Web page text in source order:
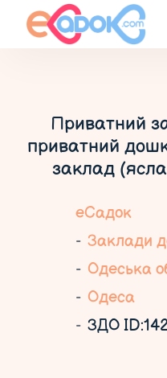
Приватний
приватний
заклад
еСадок
Заклади
Одеська
Одеса
ЗДО